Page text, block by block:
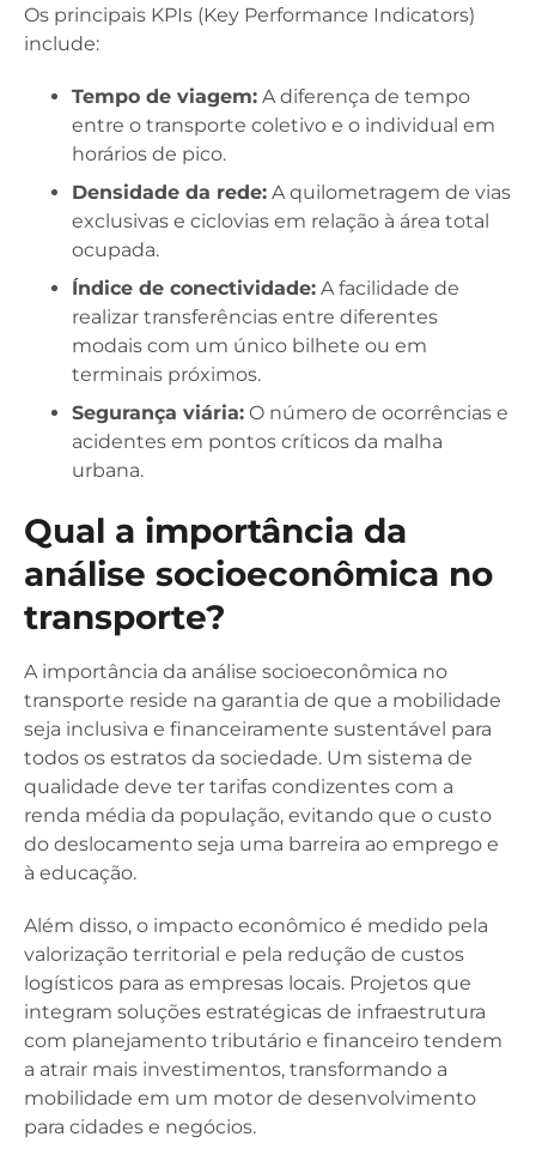
Os principais KPIs (Key Performance Indicators)
include:
Tempo de viagem: A diferença de tempo
entre o transporte coletivo e o individual em
horários de pico.
Densidade da rede: A quilometragem de vias
exclusivas e ciclovias em relação à área total
ocupada.
Índice de conectividade: A facilidade de
realizar transferências entre diferentes
modais com um único bilhete ou em
terminais próximos.
Segurança viária: O número de ocorrências e
acidentes em pontos críticos da malha
urbana.
Qual a importância da
análise socioeconômica no
transporte?
A importância da análise socioeconômica no
transporte reside na garantia de que a mobilidade
seja inclusiva e financeiramente sustentável para
todos os estratos da sociedade. Um sistema de
qualidade deve ter tarifas condizentes com a
renda média da população, evitando que o custo
do deslocamento seja uma barreira ao emprego e
à educação.
Além disso, o impacto econômico é medido pela
valorização territorial e pela redução de custos
logísticos para as empresas locais. Projetos que
integram soluções estratégicas de infraestrutura
com planejamento tributário e financeiro tendem
a atrair mais investimentos, transformando a
mobilidade em um motor de desenvolvimento
para cidades e negócios.